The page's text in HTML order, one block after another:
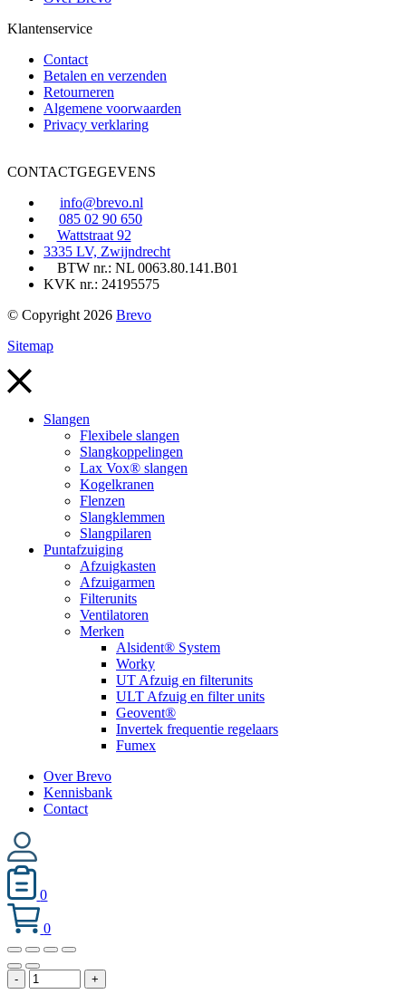
Klantenservice
Contact
Betalen en verzenden
Retourneren
Algemene voorwaarden
Privacy verklaring
CONTACTGEGEVENS
info@brevo.nl
085 02 90 650
Wattstraat 92
3335 LV, Zwijndrecht
BTW nr.: NL 0063.80.141.B01
KVK nr.: 24195575
© Copyright 2026 Brevo
Sitemap
Slangen
Flexibele slangen
Slangkoppelingen
Lax Vox® slangen
Kogelkranen
Flenzen
Slangklemmen
Slangpilaren
Puntafzuiging
Afzuigkasten
Afzuigarmen
Filterunits
Ventilatoren
Merken
Alsident® System
Worky
UT Afzuig en filterunits
ULT Afzuig en filter units
Geovent®
Invertek frequentie regelaars
Fumex
Over Brevo
Kennisbank
Contact
0
0
-
AF
+